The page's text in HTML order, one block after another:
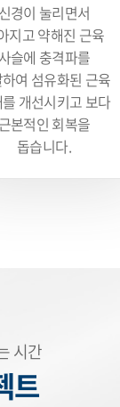
신경이 눌리면서
지고약해진 근육
사슬에 충격파를
여 섬유화된 근육
개선시키고 보다
근본적인 회복을
돕습니다.
시간
트